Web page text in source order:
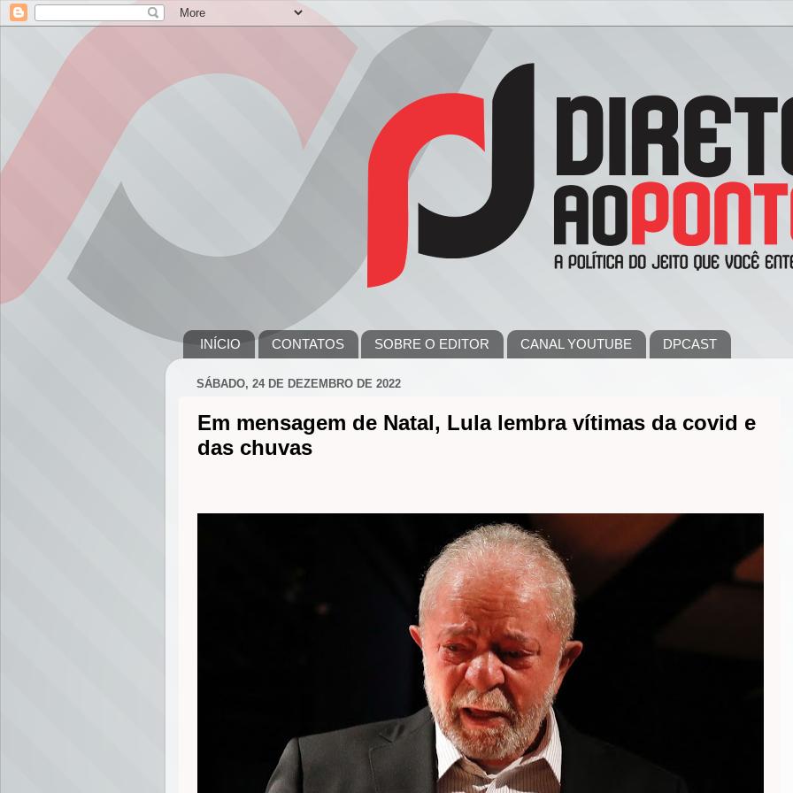
INÍCIO CONTATOS SOBRE O EDITOR CANAL YOUTUBE DPCAST
SÁBADO, 24 DE DEZEMBRO DE 2022
Em mensagem de Natal, Lula lembra vítimas da covid e
das chuvas